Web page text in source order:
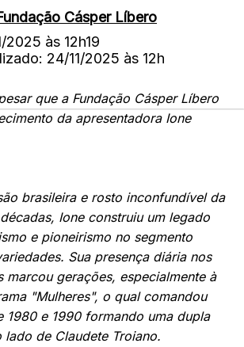
Cásper Líbero
2025 às 12h19
24/11/2025 às 12h
que a Fundação Cásper Líbero
da apresentadora Ione
brasileira e rosto inconfundível da
Ione construiu um legado
e pioneirismo no segmento
Sua presença diária nos
marcou gerações, especialmente à
"Mulheres", o qual comandou
1980 e 1990 formando uma dupla
lado de Claudete Troiano.